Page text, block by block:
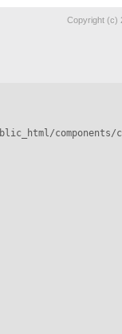
Copyright (c)